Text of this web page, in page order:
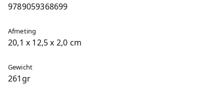
9789059368699
Afmeting
20,1 x 12,5 x 2,0 cm
Gewicht
261gr